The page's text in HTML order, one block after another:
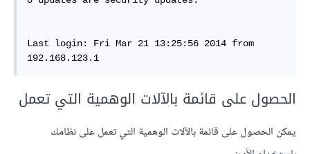
Last login: Fri Mar 21 13:25:56 2014 from
192.168.123.1
الحصول على قائمة بالآلات الوهمية التي تعمل
يمكن الحصول على قائمة بالآلات الوهمية التي تعمل على نظامك